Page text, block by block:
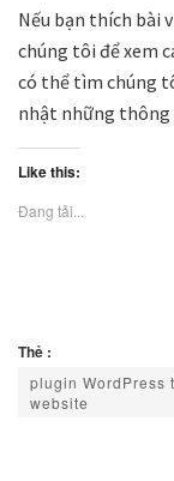
Nếu bạn thích bài
chúng tôi để xem
có thể tìm chúng
nhật những
Like this:
Đang tải...
Thẻ :
plugin WordPress
website